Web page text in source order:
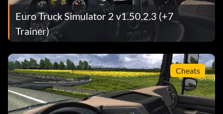
Euro Truck Simulator 2 v1.50.2.3 (+7
Trainer)
Cheats